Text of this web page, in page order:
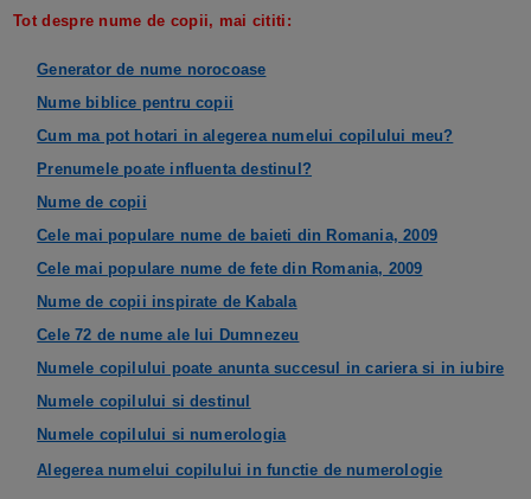
Tot despre nume de copii, mai cititi:
Generator de nume norocoase
Nume biblice pentru copii
Cum ma pot hotari in alegerea numelui copilului meu?
Prenumele poate influenta destinul?
Nume de copii
Cele mai populare nume de baieti din Romania, 2009
Cele mai populare nume de fete din Romania, 2009
Nume de copii inspirate de Kabala
Cele 72 de nume ale lui Dumnezeu
Numele copilului poate anunta succesul in cariera si in iubire
Numele copilului si destinul
Numele copilului si numerologia
Alegerea numelui copilului in functie de numerologie